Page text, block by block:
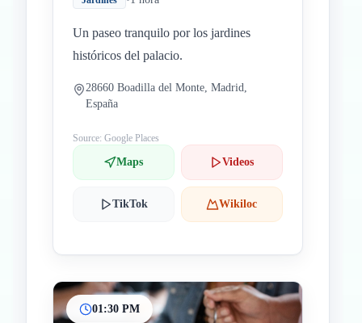
Un paseo tranquilo por los jardines
históricos del palacio.
28660 Boadilla del Monte, Madrid,
España
Source: Google Places
Maps Videos
TikTok Wikiloc
01:30 PM